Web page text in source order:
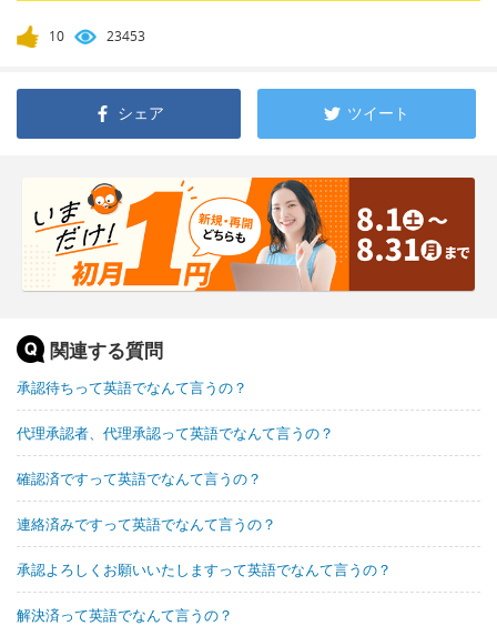
10 23453
シェア ツイート
関連する質問
承認待ちって英語でなんて言うの？
代理承認者、代理承認って英語でなんて言うの？
確認済ですって英語でなんて言うの？
連絡済みですって英語でなんて言うの？
承認よろしくお願いいたしますって英語でなんて言うの？
解決済って英語でなんて言うの？